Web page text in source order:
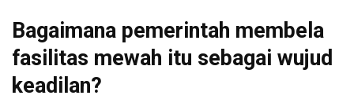
Bagaimana pemerintah membela
fasilitas mewah itu sebagai wujud
keadilan?